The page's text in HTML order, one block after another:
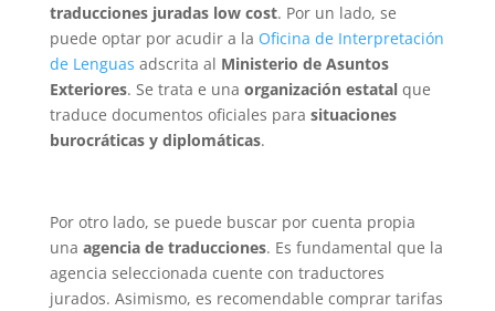
traducciones juradas low cost. Por un lado, se
puede optar por acudir a la Oficina de Interpretación
de Lenguas adscrita al Ministerio de Asuntos
Exteriores. Se trata e una organización estatalque
traduce documentos oficiales para situaciones
burocráticas y diplomáticas.
Por otro lado, se puede buscar por cuenta propia
una agencia de traducciones. Es fundamental que la
agencia seleccionada cuente con traductores
jurados. Asimismo, es recomendable comprar tarifas